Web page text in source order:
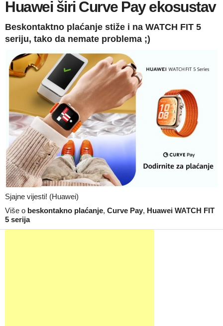
Huawei širi Curve Pay ekosustav
Beskontaktno plaćanje stiže i na WATCH FIT 5
seriju, tako da nemate problema ;)
Sjajne vijesti! (Huawei)
Više o beskontakno plaćanje, Curve Pay, Huawei WATCH FIT
5 serija